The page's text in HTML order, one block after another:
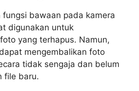
bawaan pada kamera
digunakan untuk
yang terhapus. Namun,
mengembalikan foto
tidak sengaja dan belum
file baru.